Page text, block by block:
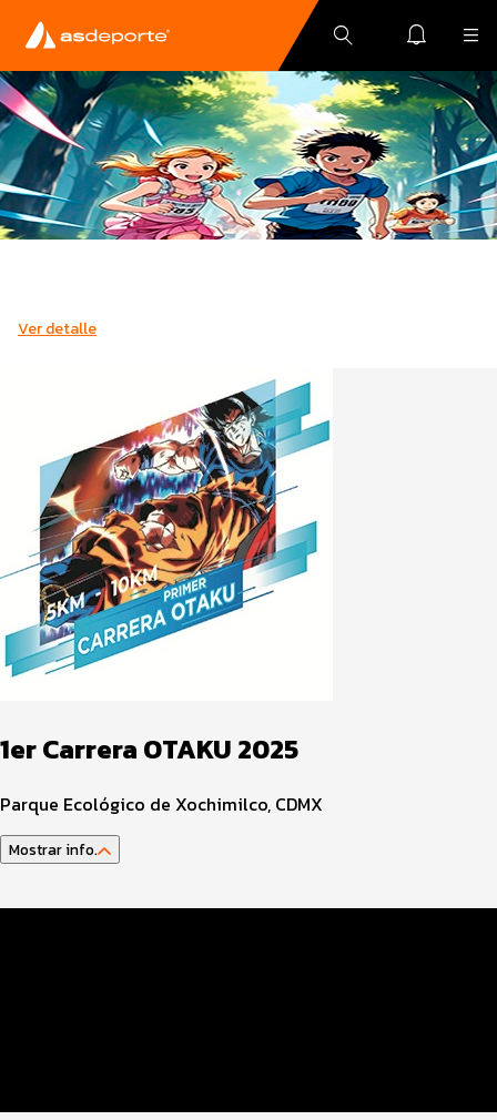
Ver detalle
1er Carrera OTAKU 2025
Parque Ecológico de Xochimilco, CDMX
Mostrar info.